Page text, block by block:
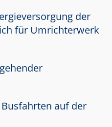
der
für Umrichterwerk
auf der